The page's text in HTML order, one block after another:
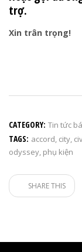
trợ.
Xin trân trọng!
CATEGORY: Tin tức
TAGS: accord, city,
odyssey, phụ kiện
SHARE THIS